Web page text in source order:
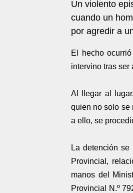
Un violento
cuando un
por agredir a
El hecho
intervino tras ser
Al llegar al
quien no solo se
a ello, se
La detención
Provincial,
manos del
Provincial N.º